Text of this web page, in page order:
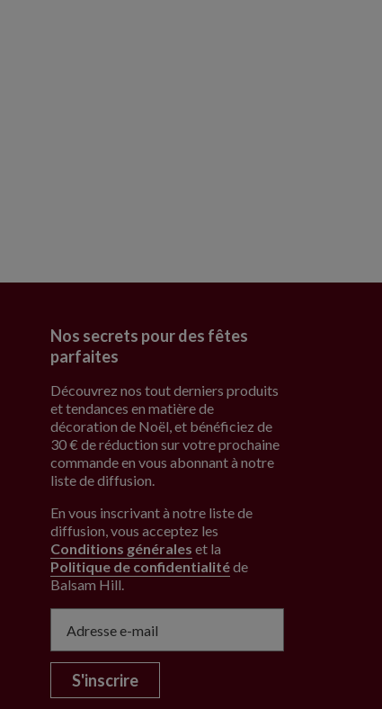
Nos secrets pour des fêtes
parfaites
Découvrez nos tout derniers produits
et tendances en matière de
décoration de Noël, et bénéficiez de
30 € de réduction sur votre prochaine
commande en vous abonnant à notre
liste de diffusion.
En vous inscrivant à notre liste de
diffusion, vous acceptez les
Conditions générales et la
Politique de confidentialitéde
Balsam Hill.
S'inscrire